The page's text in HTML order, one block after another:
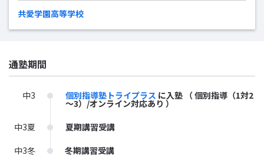
共愛学園高等学校
通塾期間
中3 個別指導塾トライプラス に入塾 （ 個別指導（1対2
～3）/オンライン対応あり ）
中3夏
夏期講習受講
中3冬
冬期講習受講